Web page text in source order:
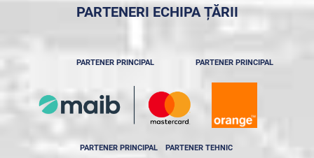
PARTENERI ECHIPA ȚĂRII
PARTENER PRINCIPAL PARTENER PRINCIPAL
PARTENER PRINCIPAL PARTENER TEHNIC